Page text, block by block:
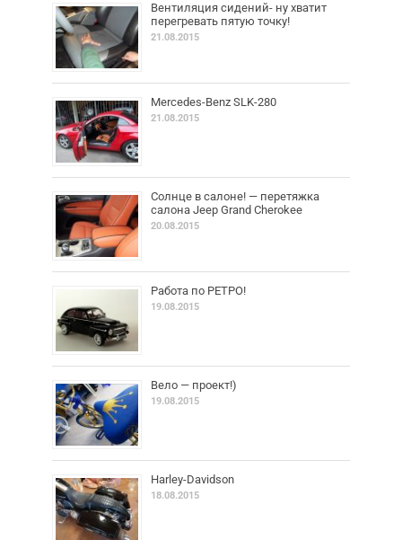
Вентиляция сидений- ну хватит
перегревать пятую точку!
21.08.2015
Mercedes-Benz SLK-280
21.08.2015
Солнце в салоне! — перетяжка
салона Jeep Grand Cherokee
20.08.2015
Работа по РЕТРО!
19.08.2015
Вело — проект!)
19.08.2015
Harley-Davidson
18.08.2015